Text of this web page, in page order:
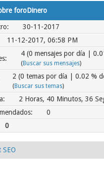
foroDinero
30-11-2017
11-12-2017, 06:58 PM
4 (0 mensajes por día |
(Buscar sus mensajes)
2 (0 temas por día | 0.02 %
(Buscar sus temas)
2 Horas, 40 Minutos, 36
0
0
SEO